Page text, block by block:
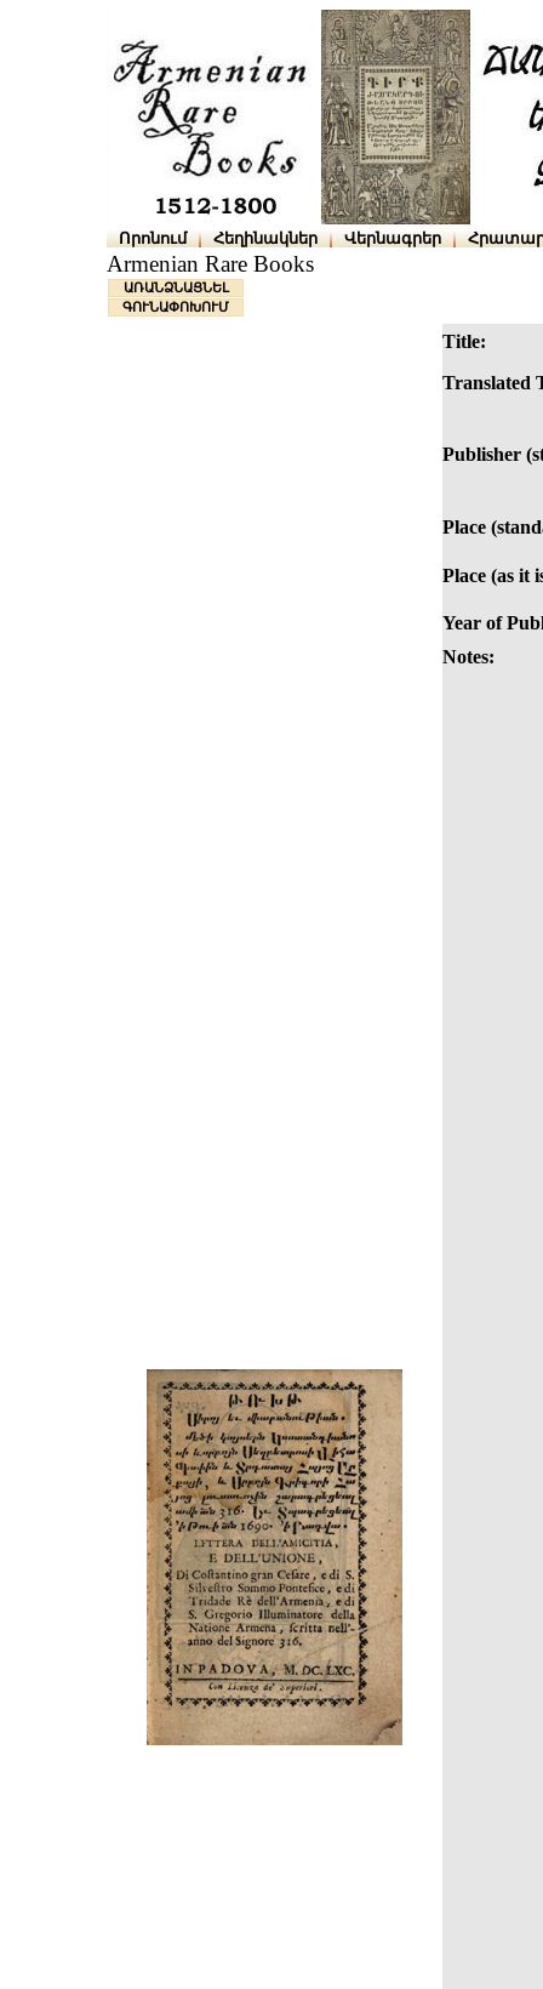
Որոնում Հեղինակներ Վերնագրեր
Armenian Rare Books
ԱՌԱՆՁՆԱՑՆԵԼ
ԳՈՒՆԱՓՈԽՈՒՄ
Title:
Translated
Publisher
Place
Place (as it
Year of
Notes: